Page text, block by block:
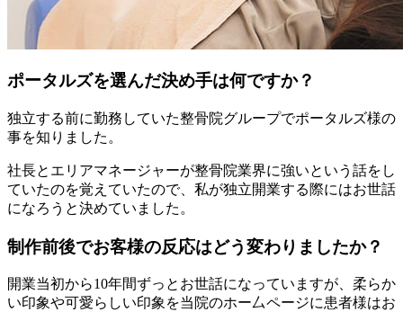
ポータルズを選んだ決め手は何ですか？
独立する前に勤務していた整骨院グループでポータルズ様の
事を知りました。
社長とエリアマネージャーが整骨院業界に強いという話をし
ていたのを覚えていたので、私が独立開業する際にはお世話
になろうと決めていました。
制作前後でお客様の反応はどう変わりましたか？
開業当初から10年間ずっとお世話になっていますが、柔らか
い印象や可愛らしい印象を当院のホー厶ページに患者様はお